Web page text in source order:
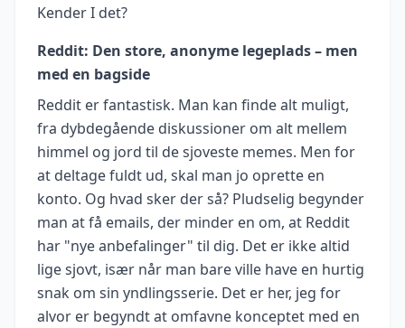
Kender I det?
Reddit: Den store, anonyme legeplads – men
med en bagside
Reddit er fantastisk. Man kan finde alt muligt,
fra dybdegående diskussioner om alt mellem
himmel og jord til de sjoveste memes. Men for
at deltage fuldt ud, skal man jo oprette en
konto. Og hvad sker der så? Pludselig begynder
man at få emails, der minder en om, at Reddit
har "nye anbefalinger" til dig. Det er ikke altid
lige sjovt, især når man bare ville have en hurtig
snak om sin yndlingsserie. Det er her, jeg for
alvor er begyndt at omfavne konceptet med en